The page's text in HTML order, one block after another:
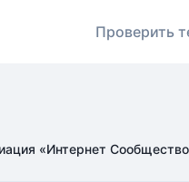
Проверить
«Интернет